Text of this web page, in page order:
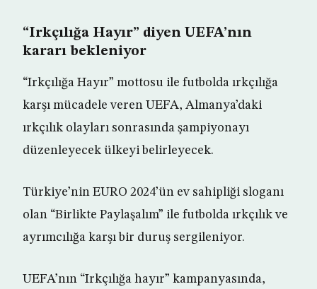
“Irkçılığa Hayır” diyen UEFA’nın
kararı bekleniyor
“Irkçılığa Hayır” mottosu ile futbolda ırkçılığa
karşı mücadele veren UEFA, Almanya’daki
ırkçılık olayları sonrasında şampiyonayı
düzenleyecek ülkeyi belirleyecek.
Türkiye’nin EURO 2024’ün ev sahipliği sloganı
olan “Birlikte Paylaşalım” ile futbolda ırkçılık ve
ayrımcılığa karşı bir duruş sergileniyor.
UEFA’nın “Irkçılığa hayır” kampanyasında,